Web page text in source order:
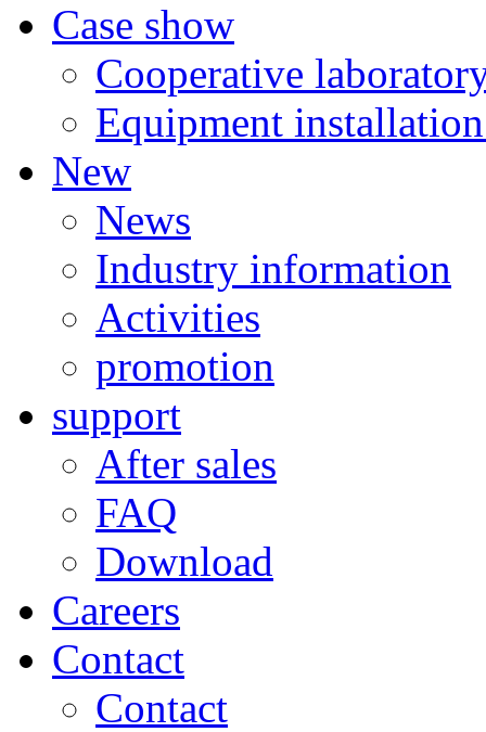
Case show
Cooperative
Equipment installation
New
News
Industry information
Activities
promotion
support
After sales
FAQ
Download
Careers
Contact
Contact